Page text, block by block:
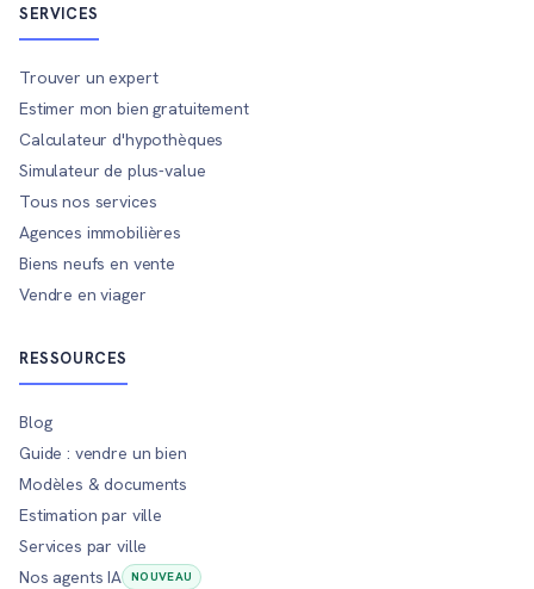
SERVICES
Trouver un expert
Estimer mon bien gratuitement
Calculateur d'hypothèques
Simulateur de plus-value
Tous nos services
Agences immobilières
Biens neufs en vente
Vendre en viager
RESSOURCES
Blog
Guide : vendre un bien
Modèles & documents
Estimation par ville
Services par ville
Nos agents IA
NOUVEAU